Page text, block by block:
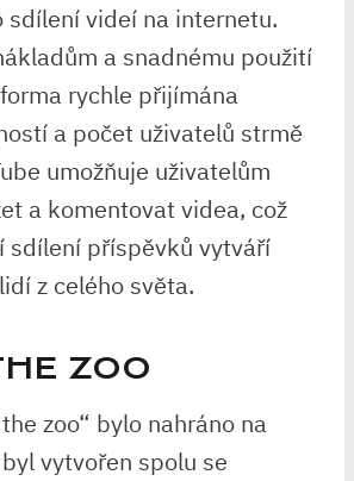
sdílení videí na internetu.
a snadnému použití
rychle přijímána
a počet uživatelů strmě
umožňuje uživatelům
a komentovat videa, což
sdílení příspěvků vytváří
z celého světa.
ZOO
zoo“ bylo nahráno na
vytvořen spolu se